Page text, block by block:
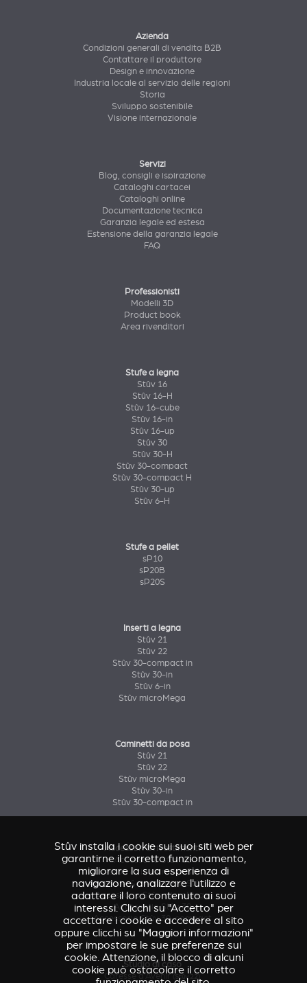
Azienda
Condizioni generali di vendita B2B
Contattare il produttore
Design e innovazione
Industria locale al servizio delle regioni
Storia
Sviluppo sostenibile
Visione internazionale
Servizi
Blog, consigli e ispirazione
Cataloghi cartacei
Cataloghi online
Documentazione tecnica
Garanzia legale ed estesa
Estensione della garanzia legale
FAQ
Professionisti
Modelli 3D
Product book
Area rivenditori
Stufe a legna
Stûv 16
Stûv 16-H
Stûv 16-cube
Stûv 16-in
Stûv 16-up
Stûv 30
Stûv 30-H
Stûv 30-compact
Stûv 30-compact H
Stûv 30-up
Stûv 6-H
Stufe a pellet
sP10
sP20B
sP20S
Inserti a legna
Stûv 21
Stûv 22
Stûv 30-compact in
Stûv 30-in
Stûv 6-in
Stûv microMega
Caminetti da posa
Stûv 21
Stûv 22
Stûv microMega
Stûv 30-in
Stûv 30-compact in
Accessori & rivestimenti
Accessorio Stûv 16
Accessori & rivestimenti Stûv 21
Accessori & rivestimenti Stûv 22
Accessorio Stûv microMega
Accessorio Stûv 30
Accessorio Stûv 30-compact
Studio di caso
Caresse d'Avenir
Stûv installa i cookie sui suoi siti web per
garantirne il corretto funzionamento,
migliorare la sua esperienza di
navigazione, analizzare l'utilizzo e
adattare il loro contenuto ai suoi
interessi. Clicchi su "Accetto" per
accettare i cookie e accedere al sito
oppure clicchi su "Maggiori informazioni"
per impostare le sue preferenze sui
cookie. Attenzione, il blocco di alcuni
cookie può ostacolare il corretto